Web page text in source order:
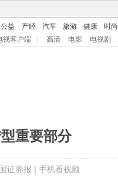
公益 产经 汽车 旅游 健康 时尚
视客户端 高清 电影 电视剧
重要部分
证券报 | 手机看视频